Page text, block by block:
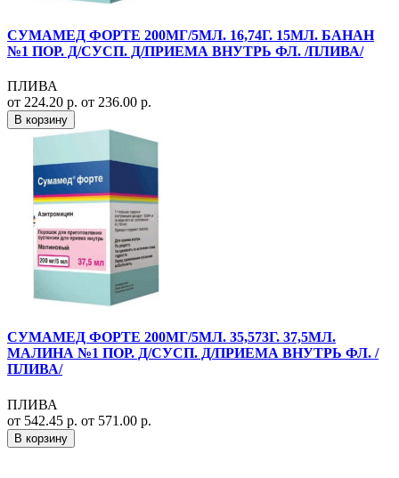
СУМАМЕД ФОРТЕ 200МГ/5МЛ. 16,74Г. 15МЛ. БАНАН
№1 ПОР. Д/СУСП. Д/ПРИЕМА ВНУТРЬ ФЛ. /ПЛИВА/
ПЛИВА
от 224.20 р. от 236.00 р.
В корзину
СУМАМЕД ФОРТЕ 200МГ/5МЛ. 35,573Г. 37,5МЛ.
МАЛИНА №1 ПОР. Д/СУСП. Д/ПРИЕМА ВНУТРЬ ФЛ. /
ПЛИВА/
ПЛИВА
от 542.45 р. от 571.00 р.
В корзину